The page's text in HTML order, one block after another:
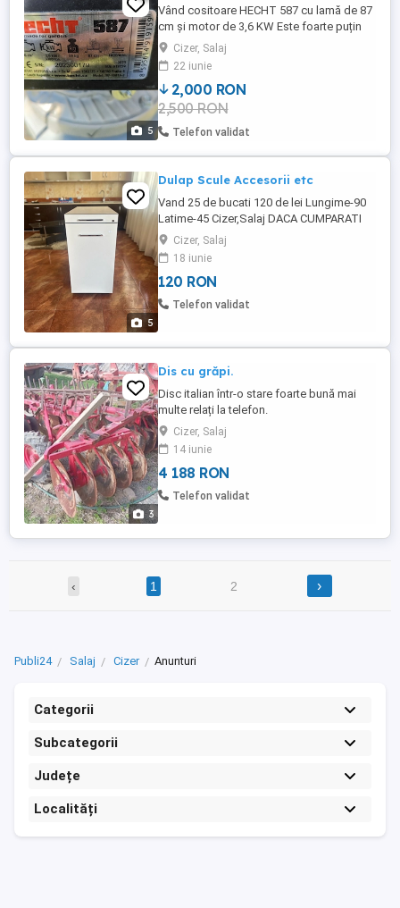
5
Vând cositoare HECHT 587 cu lamă de 87
cm și motor de 3,6 KW Este foarte puțin
folosită.
Cizer, Salaj
22 iunie
2,000 RON
2,500 RON
Telefon validat
5
Dulap Scule Accesorii etc
Vand 25 de bucati 120 de lei Lungime-90
Latime-45 Cizer,Salaj DACA CUMPARATI
PESTE 10 PRETUL ESTE DE 100 de lei buc
Cizer, Salaj
18 iunie
120 RON
Telefon validat
3
Dis cu grăpi.
Disc italian într-o stare foarte bună mai
multe relați la telefon.
Cizer, Salaj
14 iunie
4 188 RON
Telefon validat
‹ 1 2 ›
Publi24 Salaj Cizer Anunturi
Categorii
Subcategorii
Județe
Localități